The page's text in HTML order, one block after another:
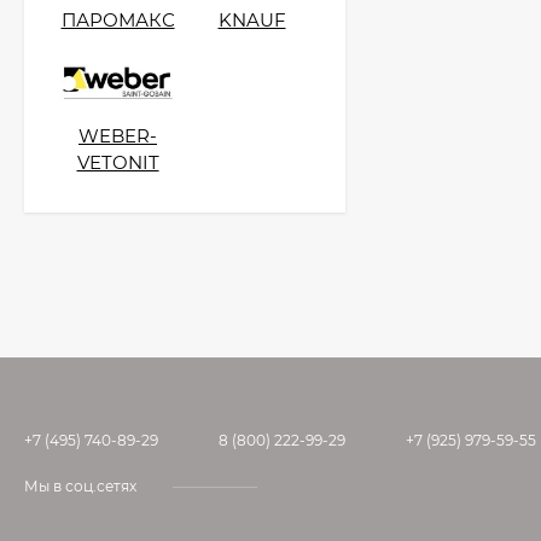
ПАРОМАКС KNAUF
WEBER-
VETONIT
+7 (495) 740-89-29 8 (800) 222-99-29 +7 (925) 979-59-55
Мы в соц.сетях